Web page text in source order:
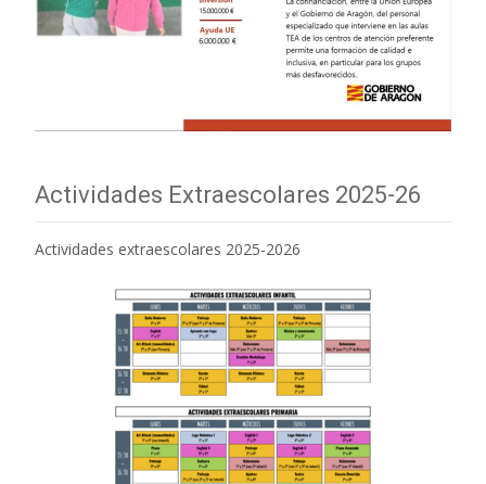
Actividades Extraescolares 2025-26
Actividades extraescolares 2025-2026